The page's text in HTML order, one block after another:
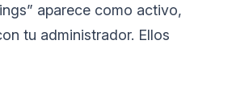
aparece como activo,
tu administrador. Ellos